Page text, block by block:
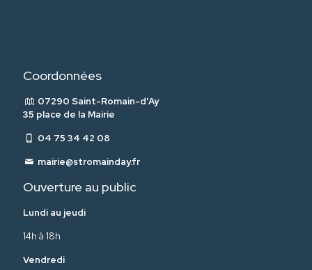
Coordonnées
07290 Saint-Romain-d'Ay
35 place de la Mairie
04 75 34 42 08
mairie@stromainday.fr
Ouverture au public
Lundi au jeudi
14h à 18h
Vendredi